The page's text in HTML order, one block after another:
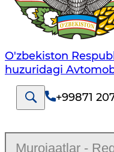
O'zbekiston
huzuridagi
+99871
Murojaatlar -